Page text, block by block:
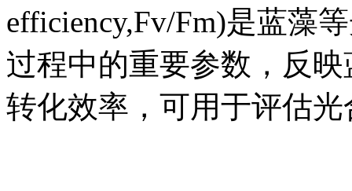
efficiency,Fv/Fm)是蓝藻
过程中的重要参数，反
转化效率，可用于评估